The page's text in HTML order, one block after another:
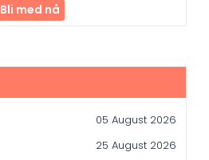
Bli med nå
05 August 2026
25 August 2026